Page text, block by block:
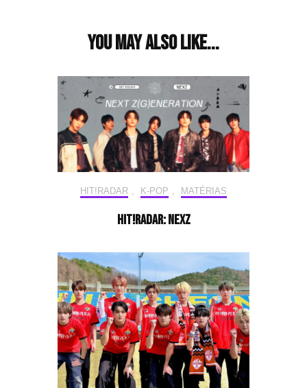
You may also like...
HIT!RADAR , K-POP , MATÉRIAS
HIT!Radar: NEXZ